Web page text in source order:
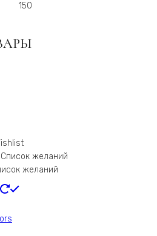
150
желаний